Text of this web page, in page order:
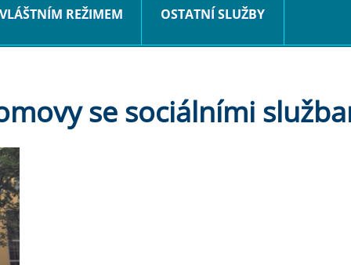
REŽIMEM OSTATNÍ SLUŽBY
se sociálními